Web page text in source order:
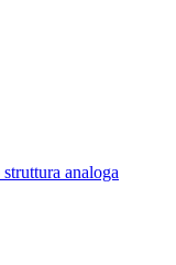
analoga